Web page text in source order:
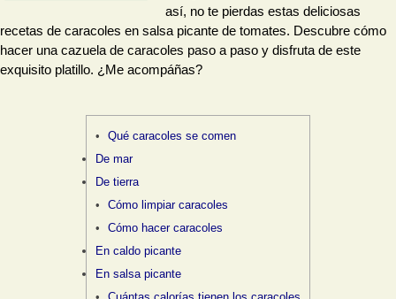
así, no te pierdas estas deliciosas
recetas de caracoles en salsa picante de tomates. Descubre cómo
hacer una cazuela de caracoles paso a paso y disfruta de este
exquisito platillo. ¿Me acompáñas?
Qué caracoles se comen
De mar
De tierra
Cómo limpiar caracoles
Cómo hacer caracoles
En caldo picante
En salsa picante